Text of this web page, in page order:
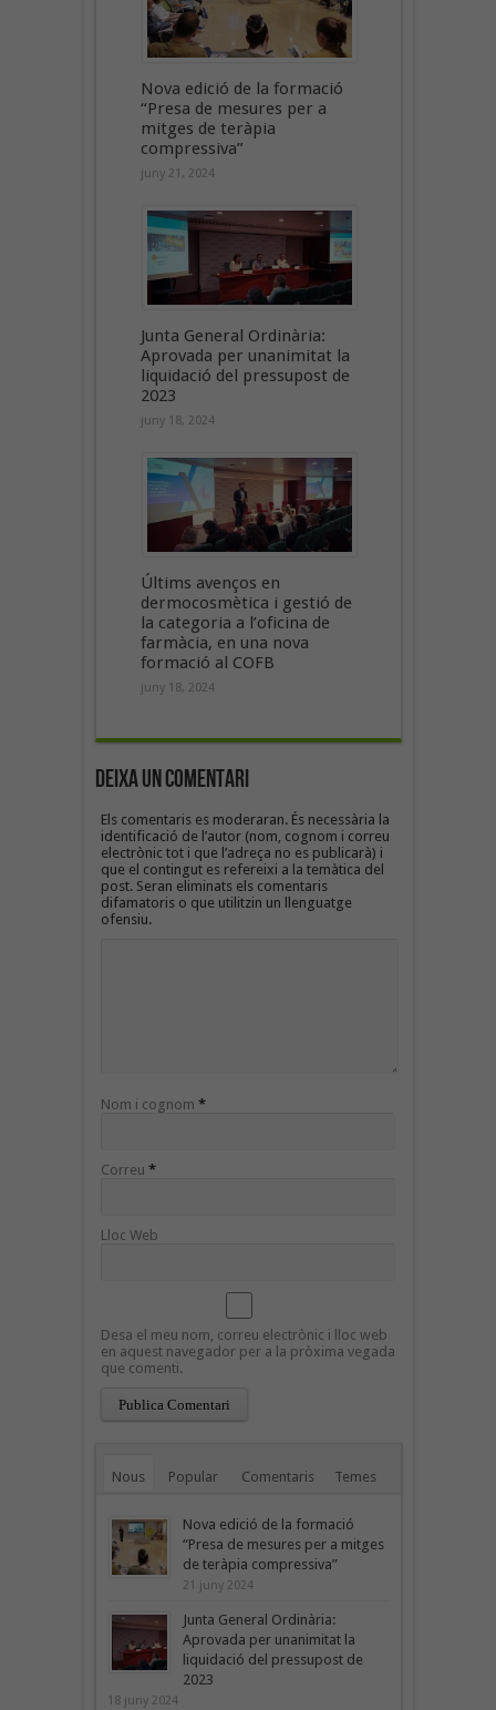
Nova edició de la formació
“Presa de mesures per a
mitges de teràpia
compressiva”
juny 21, 2024
Junta General Ordinària:
Aprovada per unanimitat la
liquidació del pressupost de
2023
juny 18, 2024
Últims avenços en
dermocosmètica i gestió de
la categoria a l’oficina de
farmàcia, en una nova
formació al COFB
juny 18, 2024
Deixa un Comentari
Els comentaris es moderaran. És necessària la
identificació de l’autor (nom, cognom i correu
electrònic tot i que l’adreça no es publicarà) i
que el contingut es refereixi a la temàtica del
post. Seran eliminats els comentaris
difamatoris o que utilitzin un llenguatge
ofensiu.
Nom i cognom *
Correu *
Lloc Web
Desa el meu nom, correu electrònic i lloc web
en aquest navegador per a la pròxima vegada
que comenti.
Nous Popular Comentaris Temes
Nova edició de la formació
“Presa de mesures per a mitges
de teràpia compressiva”
21 juny 2024
Junta General Ordinària:
Aprovada per unanimitat la
liquidació del pressupost de
2023
18 juny 2024